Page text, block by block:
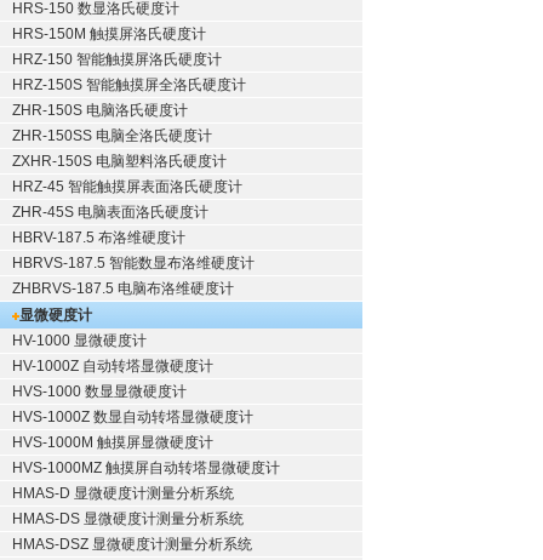
HRS-150 数显洛氏硬度计
HRS-150M 触摸屏洛氏硬度计
HRZ-150 智能触摸屏洛氏硬度计
HRZ-150S 智能触摸屏全洛氏硬度计
ZHR-150S 电脑洛氏硬度计
ZHR-150SS 电脑全洛氏硬度计
ZXHR-150S 电脑塑料洛氏硬度计
HRZ-45 智能触摸屏表面洛氏硬度计
ZHR-45S 电脑表面洛氏硬度计
HBRV-187.5 布洛维硬度计
HBRVS-187.5 智能数显布洛维硬度计
ZHBRVS-187.5 电脑布洛维硬度计
显微硬度计
HV-1000 显微硬度计
HV-1000Z 自动转塔显微硬度计
HVS-1000 数显显微硬度计
HVS-1000Z 数显自动转塔显微硬度计
HVS-1000M 触摸屏显微硬度计
HVS-1000MZ 触摸屏自动转塔显微硬度计
HMAS-D 显微硬度计测量分析系统
HMAS-DS 显微硬度计测量分析系统
HMAS-DSZ 显微硬度计测量分析系统